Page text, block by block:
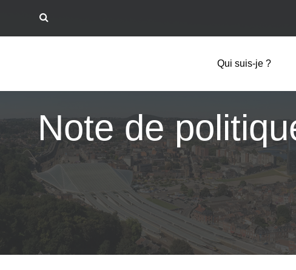
Qui suis-je ?
Note de